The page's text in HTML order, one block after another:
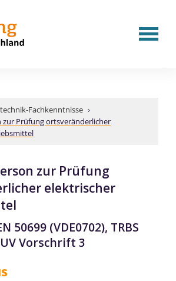
Fachkenntnisse ›
zur Prüfung ortsveränderlicher
zur Prüfung
elektrischer
50699 (VDE0702), TRBS
Vorschrift 3